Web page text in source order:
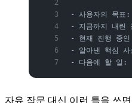
- 사용자의 목표:
- 지금까지 내린
- 현재 진행 중
- 알아낸 핵심 사
- 다음에 할 일:
자유 작문 대신 이런 틀을 쓰